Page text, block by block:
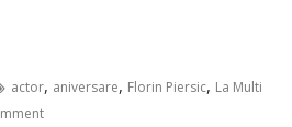
actor, aniversare, Florin Piersic, La Multi